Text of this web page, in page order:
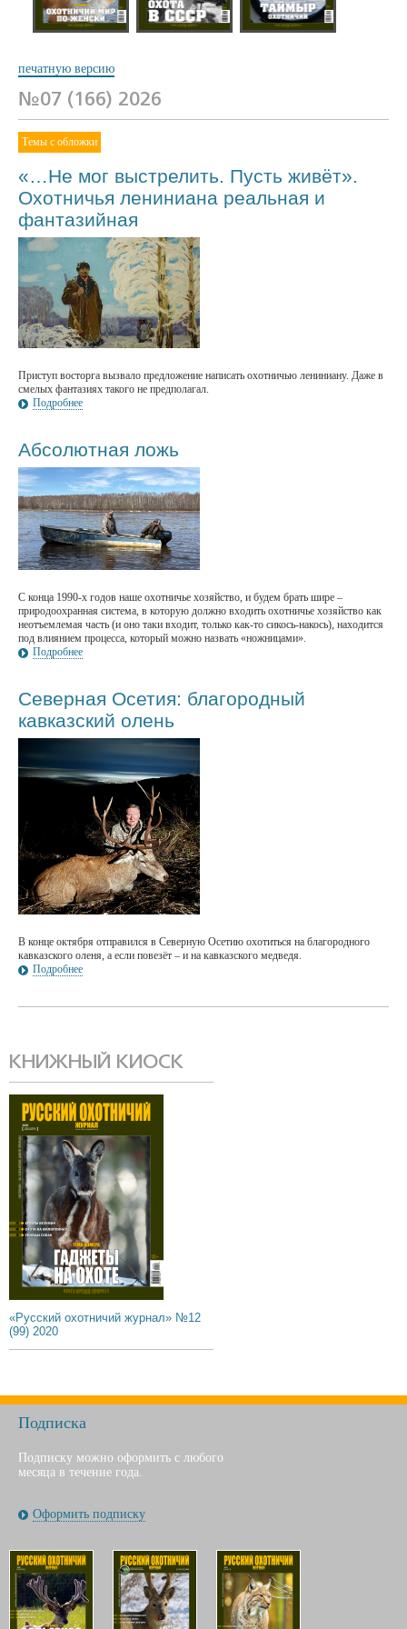
печатную версию
№07 (166) 2026
Темы с обложки
«…Не мог выстрелить. Пусть живёт».
Охотничья лениниана реальная и
фантазийная
Приступ восторга вызвало предложение написать охотничью лениниану. Даже в
смелых фантазиях такого не предполагал.
Подробнее
Абсолютная ложь
С конца 1990-х годов наше охотничье хозяйство, и будем брать шире –
природоохранная система, в которую должно входить охотничье хозяйство как
неотъемлемая часть (и оно таки входит, только как-то сикось-накось), находится
под влиянием процесса, который можно назвать «ножницами».
Подробнее
Северная Осетия: благородный
кавказский олень
В конце октября отправился в Северную Осетию охотиться на благородного
кавказского оленя, а если повезёт – и на кавказского медведя.
Подробнее
КНИЖНЫЙ КИОСК
«Русский охотничий журнал» №12
(99) 2020
Подписка
Подписку можно оформить с любого
месяца в течение года.
Оформить подписку